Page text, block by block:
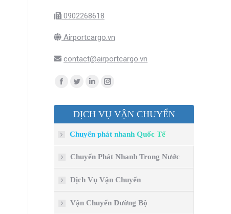
0902268618
Airportcargo.vn
contact@airportcargo.vn
Find us on:
Facebook
opens
window
Twitter
opens
new
window
Linkedin
opens
new
window
Instagram
opens
window
DỊCH VỤ VẬN CHUYỂN
Chuyển phát nhanh Quốc Tế
Chuyển Phát Nhanh Trong Nước
Dịch Vụ Vận Chuyển
Vận Chuyển Đường Bộ